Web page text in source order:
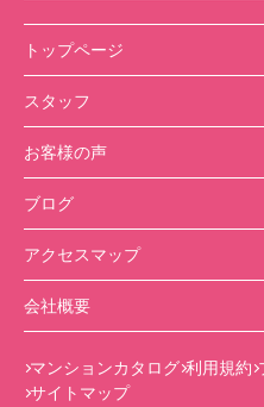
トップページ
スタッフ
お客様の声
ブログ
アクセスマップ
会社概要
マンションカタログ 利用規約
サイトマップ